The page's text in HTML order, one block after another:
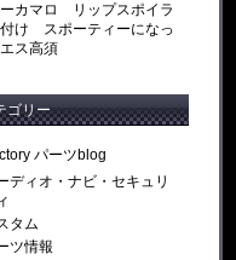
カマロ リップスポイラ
け スポーティーになっ
ス高須
ゴリー
パーツblog
ディオ・ナビ・セキュリ
タム
ツ情報